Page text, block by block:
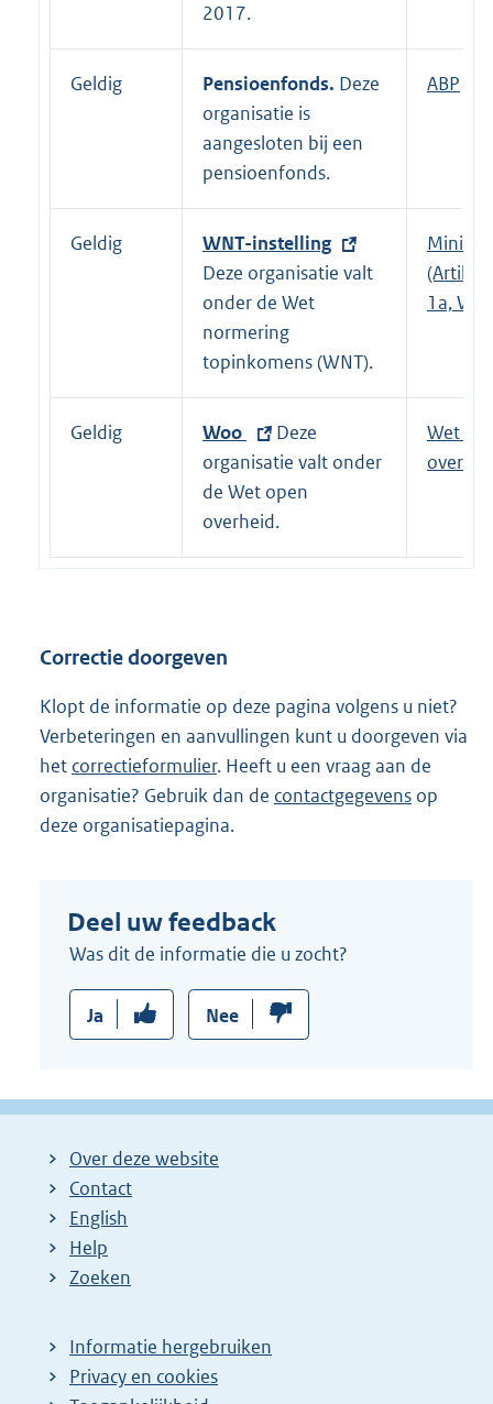
n
e
l
:
2017.
Geldig Pensioenfonds. Deze
organisatie is
aangesloten bij een
pensioenfonds.
E
r
n
e
l
ABP
Geldig
E
x
t
e
r
n
e
:
WNT-instelling
Deze organisatie valt
onder de Wet
normering
topinkomens (WNT).
Minister
(Artikel
1a,
Geldig
E
x
t
e
r
i
n
k
:
Woo
Deze
organisatie valt onder
de Wet open
overheid.
Wet
Correctie doorgeven
Klopt de informatie op deze pagina volgens u niet?
Verbeteringen en aanvullingen kunt u doorgeven via
het correctieformulier. Heeft u een vraag aan de
organisatie? Gebruik dan de contactgegevens op
deze organisatiepagina.
Deel uw feedback
Was dit de informatie die u zocht?
Ja Nee
Over deze website
Contact
English
Help
Zoeken
Informatie hergebruiken
Privacy en cookies